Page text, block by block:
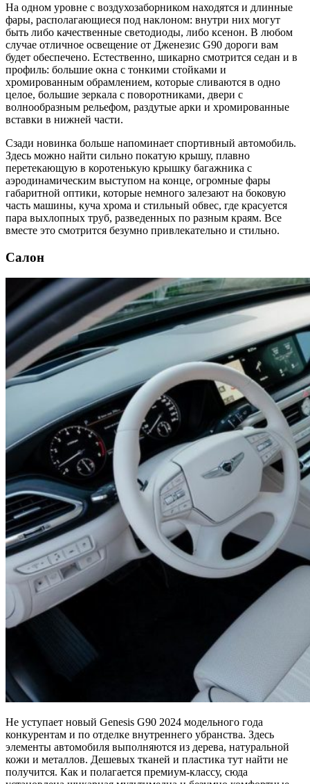
На одном уровне с воздухозаборником находятся и длинные
фары, располагающиеся под наклоном: внутри них могут
быть либо качественные светодиоды, либо ксенон. В любом
случае отличное освещение от Дженезис G90 дороги вам
будет обеспечено. Естественно, шикарно смотрится седан и в
профиль: большие окна с тонкими стойками и
хромированным обрамлением, которые сливаются в одно
целое, большие зеркала с поворотниками, двери с
волнообразным рельефом, раздутые арки и хромированные
вставки в нижней части.
Сзади новинка больше напоминает спортивный автомобиль.
Здесь можно найти сильно покатую крышу, плавно
перетекающую в коротенькую крышку багажника с
аэродинамическим выступом на конце, огромные фары
габаритной оптики, которые немного залезают на боковую
часть машины, куча хрома и стильный обвес, где красуется
пара выхлопных труб, разведенных по разным краям. Все
вместе это смотрится безумно привлекательно и стильно.
Салон
Не уступает новый Genesis G90 2024 модельного года
конкурентам и по отделке внутреннего убранства. Здесь
элементы автомобиля выполняются из дерева, натуральной
кожи и металлов. Дешевых тканей и пластика тут найти не
получится. Как и полагается премиум-классу, сюда